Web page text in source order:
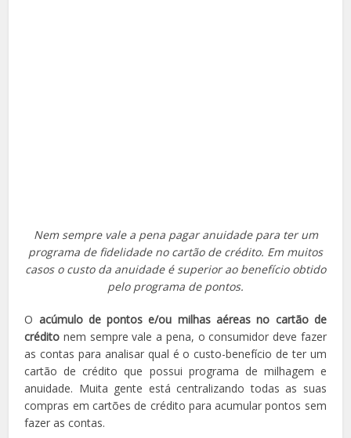
Nem sempre vale a pena pagar anuidade para ter um
programa de fidelidade no cartão de crédito. Em muitos
casos o custo da anuidade é superior ao benefício obtido
pelo programa de pontos.
O acúmulo de pontos e/ou milhas aéreas no cartão de
crédito nem sempre vale a pena, o consumidor deve fazer
as contas para analisar qual é o custo-benefício de ter um
cartão de crédito que possui programa de milhagem e
anuidade. Muita gente está centralizando todas as suas
compras em cartões de crédito para acumular pontos sem
fazer as contas.